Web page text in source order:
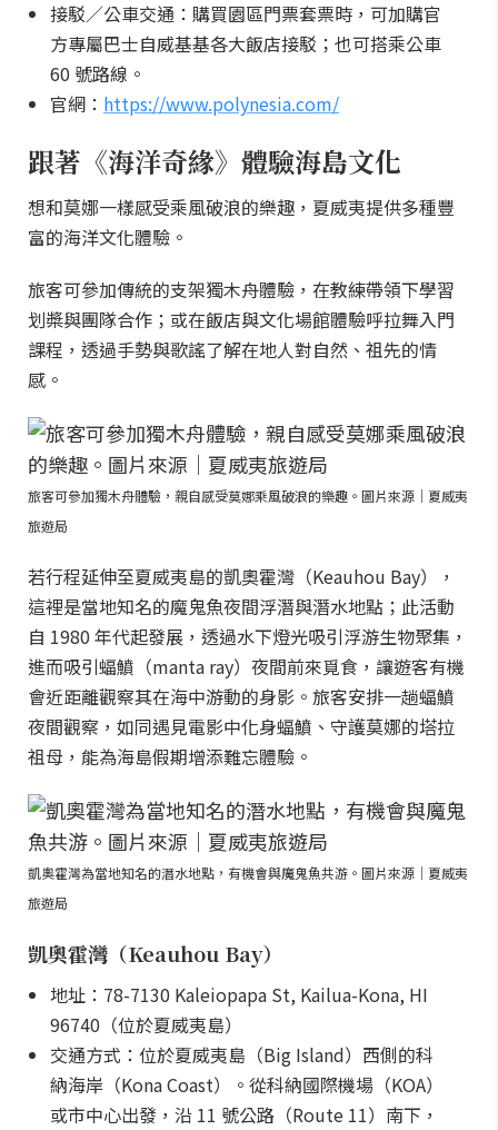
接駁／公車交通：購買園區門票套票時，可加購官
方專屬巴士自威基基各大飯店接駁；也可搭乘公車
60 號路線。
官網： https://www.polynesia.com/
跟著《海洋奇緣》體驗海島文化
想和莫娜一樣感受乘風破浪的樂趣，夏威夷提供多種豐
富的海洋文化體驗。
旅客可參加傳統的支架獨木舟體驗，在教練帶領下學習
划槳與團隊合作；或在飯店與文化場館體驗呼拉舞入門
課程，透過手勢與歌謠了解在地人對自然、祖先的情
感。
旅客可參加獨木舟體驗，親自感受莫娜乘風破浪的樂趣。圖片來源｜夏威夷
旅遊局
若行程延伸至夏威夷島的凱奧霍灣（Keauhou Bay），
這裡是當地知名的魔鬼魚夜間浮潛與潛水地點；此活動
自 1980 年代起發展，透過水下燈光吸引浮游生物聚集，
進而吸引蝠鱝（manta ray）夜間前來覓食，讓遊客有機
會近距離觀察其在海中游動的身影。旅客安排一趟蝠鱝
夜間觀察，如同遇見電影中化身蝠鱝、守護莫娜的塔拉
祖母，能為海島假期增添難忘體驗。
凱奧霍灣為當地知名的潛水地點，有機會與魔鬼魚共游。圖片來源｜夏威夷
旅遊局
凱奧霍灣（Keauhou Bay）
地址：78-7130 Kaleiopapa St, Kailua-Kona, HI
96740（位於夏威夷島）
交通方式：位於夏威夷島（Big Island）西側的科
納海岸（Kona Coast）。從科納國際機場（KOA）
或市中心出發，沿 11 號公路（Route 11）南下，